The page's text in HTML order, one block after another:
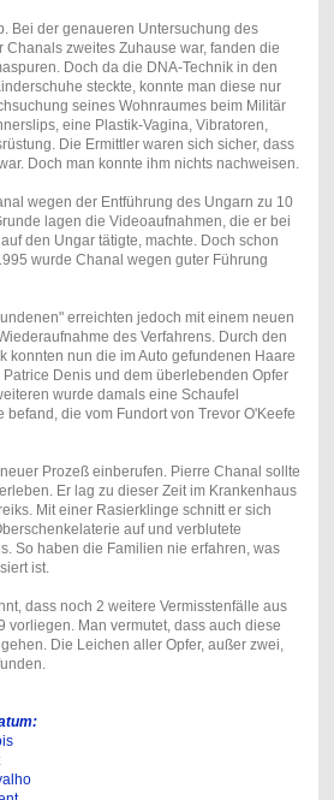
Bei der genaueren Untersuchung des
Chanals zweites Zuhause war, fanden die
Doch da die DNA-Technik in den
steckte, konnte man diese nur
seines Wohnraumes beim Militär
eine Plastik-Vagina, Vibratoren,
Die Ermittler waren sich sicher, dass
Doch man konnte ihm nichts nachweisen.
wegen der Entführung des Ungarn zu 10
lagen die Videoaufnahmen, die er bei
den Ungar tätigte, machte. Doch schon
wurde Chanal wegen guter Führung
erreichten jedoch mit einem neuen
des Verfahrens. Durch den
konnten nun die im Auto gefundenen Haare
Denis und dem überlebenden Opfer
wurde damals eine Schaufel
befand, die vom Fundort von Trevor O'Keefe
Prozeß einberufen. Pierre Chanal sollte
Er lag zu dieser Zeit im Krankenhaus
Mit einer Rasierklinge schnitt er sich
auf und verblutete
So haben die Familien nie erfahren, was
ist.
dass noch 2 weitere Vermisstenfälle aus
vorliegen. Man vermutet, dass auch diese
Die Leichen aller Opfer, außer zwei,